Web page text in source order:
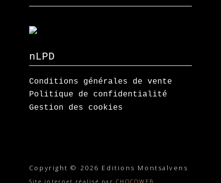
nLPD
Conditions générales de vente
Politique de confidentialité
Gestion des cookies
Copyright © 2026 Editions Montsalvens
Site internet réalisé parCHOCOWEB